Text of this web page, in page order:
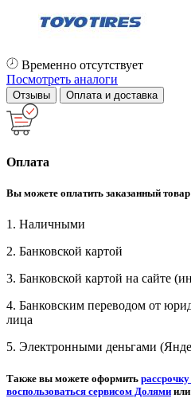
Временно отсутствует
Посмотреть аналоги
Отзывы Оплата и доставка
Оплата
Вы можете оплатить заказанный
1. Наличными
2. Банковской картой
3. Банковской картой на сайте
4. Банковским переводом от
лица
5. Электронными деньгами
Также вы можете оформить
воспользоваться сервисом Долями или